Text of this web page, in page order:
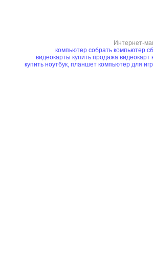
Интернет-
компьютер собрать компьютер
видеокарты купить продажа видеокарт
купить ноутбук, планшет компьютер для